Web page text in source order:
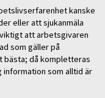
kanske
eller att sjukanmäla
att arbetsgivaren
som gäller på
bästa; då kompletteras
som alltid är